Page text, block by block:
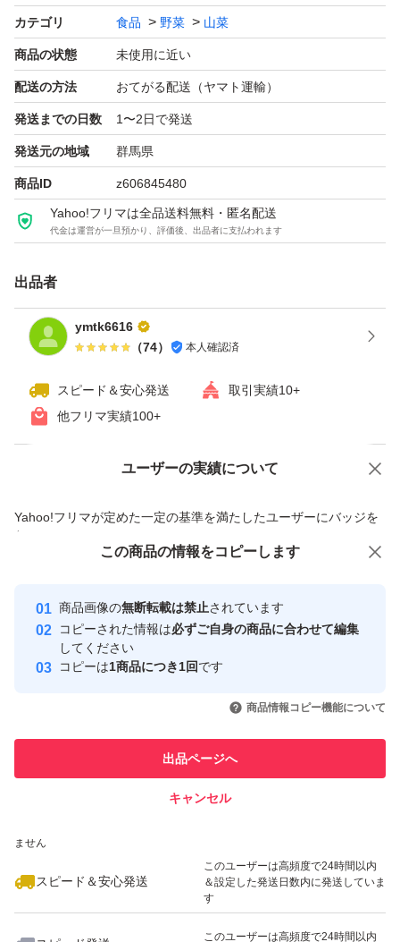
カテゴリ 食品 野菜 山菜
商品の状態 未使用に近い
配送の方法 おてがる配送（ヤマト運輸）
発送までの日数 1〜2日で発送
発送元の地域 群馬県
商品ID z606845480
Yahoo!フリマは全品送料無料・匿名配送
代金は運営が一旦預かり、評価後、出品者に支払われます
出品者
ymtk6616
（74） 本人確認済
スピード＆安心発送
取引実績10+
他フリマ実績100+
ユーザーの実績について
Yahoo!フリマが定めた一定の基準を満たしたユーザーにバッジを
付与しています
安心取引出品者
心・安全なユーザーです
取引実績
引を完了させた実績があります
での取引実績があります
ません
スピード＆安心発送
このユーザーは高頻度で24時間以内
＆設定した発送日数内に発送していま
す
このユーザーは高頻度で24時間以内
価格の相談 商品への質問
この商品の情報をコピーします
商品画像の無断転載は禁止されています
コピーされた情報は必ずご自身の商品に合わせて編集
してください
コピーは1商品につき1回です
商品情報コピー機能について
出品ページへ
キャンセル
この商品をみている人にオススメ